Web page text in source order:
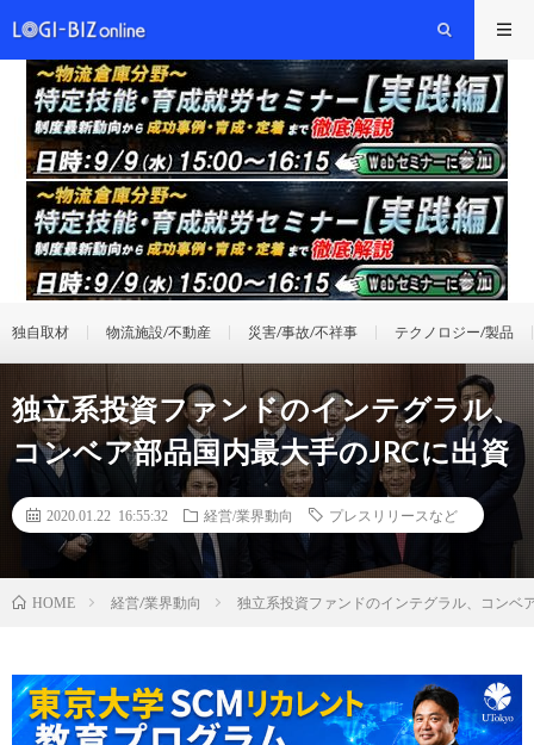
独自取材 物流施設/不動産 災害/事故/不祥事 テクノロジー/製品
独立系投資ファンドのインテグラル、
コンベア部品国内最大手のJRCに出資
2020.01.22 16:55:32 経営/業界動向 プレスリリースなど
HOME 経営/業界動向 独立系投資ファンドのインテグラル、コンベ